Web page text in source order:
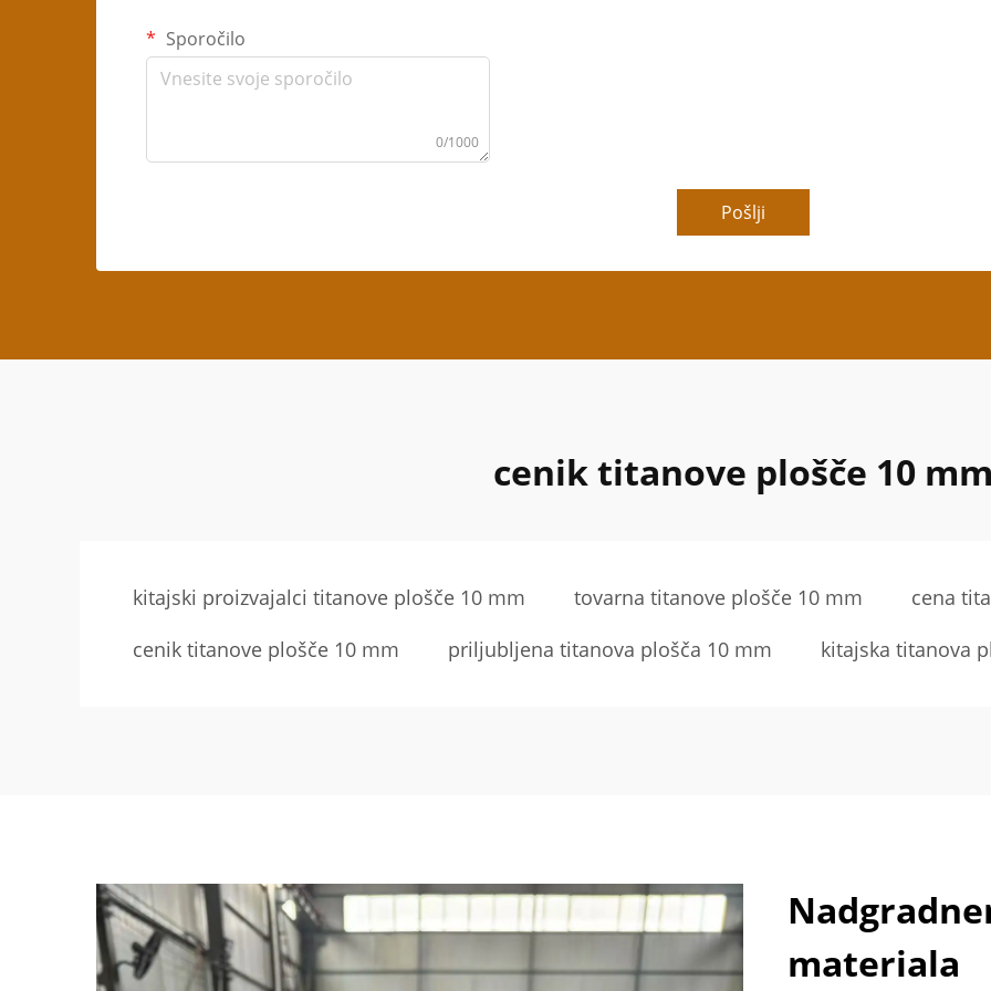
Sporočilo
0/1000
Pošlji
cenik titanove plošče 10
kitajski proizvajalci titanove plošče 10 mm tovarna titanove plošče 10 mm
cena
cenik titanove plošče 10 mm
priljubljena titanova plošča 10 mm kitajska titanova
materiala